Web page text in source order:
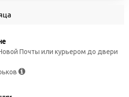
Почты или курьером до двери